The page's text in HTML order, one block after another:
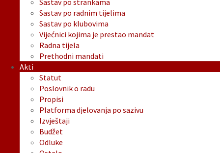
Sastav po strankama
Sastav po radnim tijelima
Sastav po klubovima
Vijećnici kojima je prestao mandat
Radna tijela
Prethodni mandati
Akti
Statut
Poslovnik o radu
Propisi
Platforma djelovanja po sazivu
Izvještaji
Budžet
Odluke